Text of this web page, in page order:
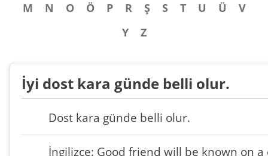
M
N O Ö P R Ş S T U Ü
V
Y
Z
İyi dost kara günde belli olur.
Dost kara günde belli olur.
İngilizce: Good friend will be known on a